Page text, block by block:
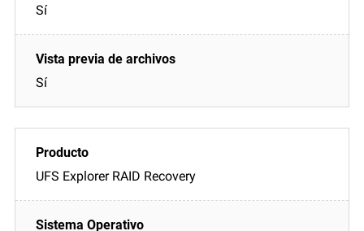
Sí
Sí
UFS Explorer RAID Recovery